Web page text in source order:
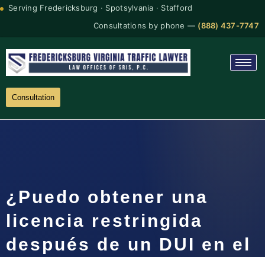
Serving Fredericksburg · Spotsylvania · Stafford
Consultations by phone — (888) 437-7747
Consultation
¿Puedo obtener una
licencia restringida
después de un DUI en el